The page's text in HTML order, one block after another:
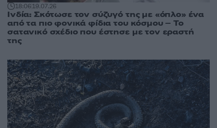
18:0619.07.26
Ινδία: Σκότωσε τον σύζυγό της με «όπλο» ένα
από τα πιο φονικά φίδια του κόσμου – Το
σατανικό σχέδιο που έστησε με τον εραστή
της